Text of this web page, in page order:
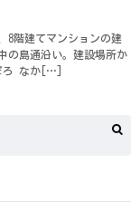
8階建てマンションの建
の島通沿い。建設場所か
ろ なか[…]